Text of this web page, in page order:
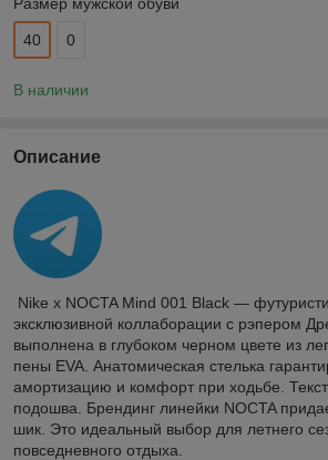
40 0
В наличии
Описание
Nike x NOCTA Mind 001 Black —
эксклюзивной коллаборации с рэпером
выполнена в глубоком черном цвете из
пены EVA. Анатомическая стелька
амортизацию и комфорт при ходьбе.
подошва. Брендинг линейки NOCTA
шик. Это идеальный выбор для летнего
повседневного отдыха.